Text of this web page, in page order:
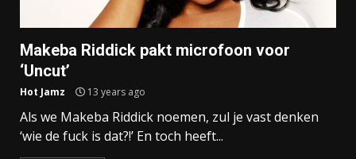
Makeba Riddick pakt microfoon voor
‘Uncut’
Hot Jamz 13 years ago
Als we Makeba Riddick noemen, zul je vast denken
‘wie de fuck is dat?!’ En toch heeft...